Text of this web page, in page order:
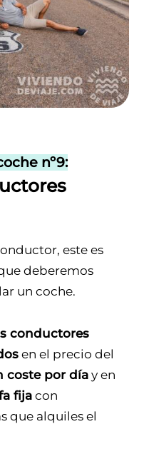
nº9:
este es
deberemos
un coche.
conductores
en el precio del
coste por díay en
fijacon
que alquiles el